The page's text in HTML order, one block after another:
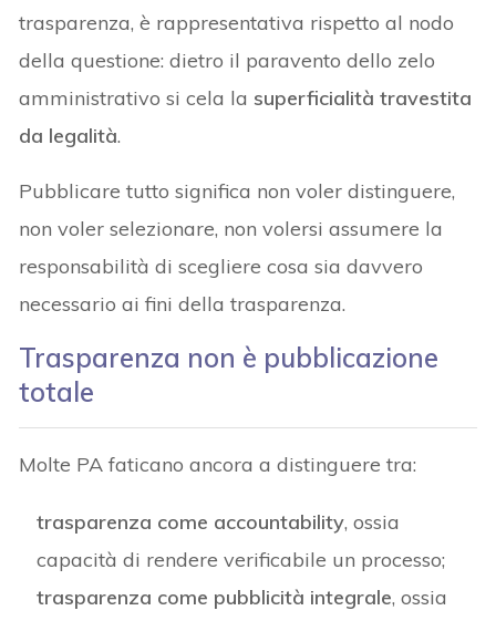
trasparenza, è rappresentativa rispetto al nodo
della questione: dietro il paravento dello zelo
amministrativo si cela la superficialità travestita
da legalità.
Pubblicare tutto significa non voler distinguere,
non voler selezionare, non volersi assumere la
responsabilità di scegliere cosa sia davvero
necessario ai fini della trasparenza.
Trasparenza non è pubblicazione
totale
Molte PA faticano ancora a distinguere tra:
trasparenza come accountability, ossia
capacità di rendere verificabile un processo;
trasparenza come pubblicità integrale, ossia